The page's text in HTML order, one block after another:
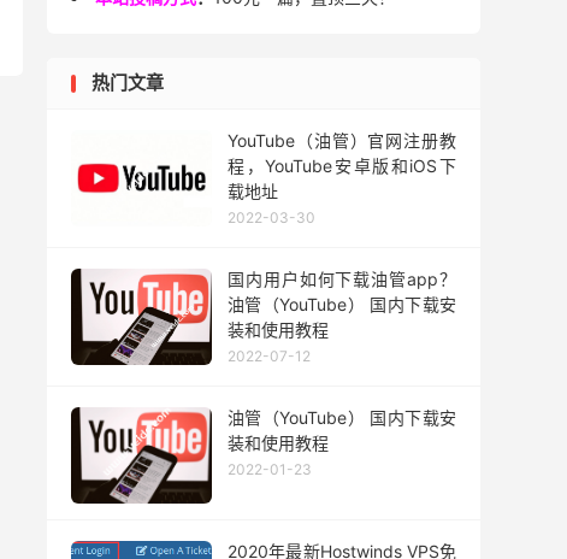
热门文章
YouTube（油管）官网注册教
程，YouTube安卓版和iOS下
载地址
2022-03-30
国内用户如何下载油管app？
油管（YouTube） 国内下载安
装和使用教程
2022-07-12
油管（YouTube） 国内下载安
装和使用教程
2022-01-23
2020年最新Hostwinds VPS免